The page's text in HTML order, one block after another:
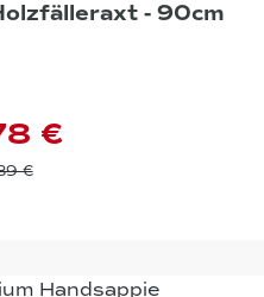
- 90cm
€
€